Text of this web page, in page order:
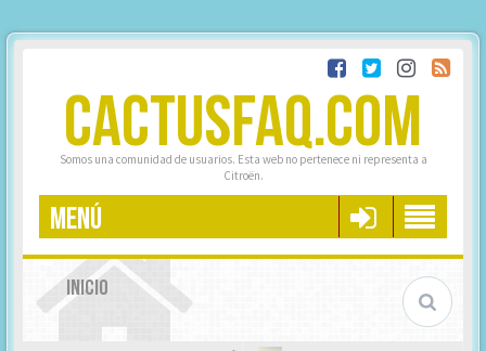
CACTUSFAQ.COM
Somos una comunidad de usuarios. Esta web no pertenece ni representa a
Citroën.
MENÚ
INICIO